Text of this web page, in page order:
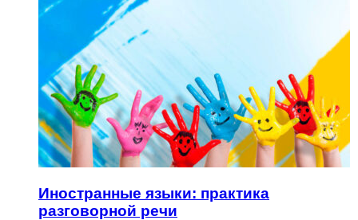
Иностранные языки: практика
разговорной речи